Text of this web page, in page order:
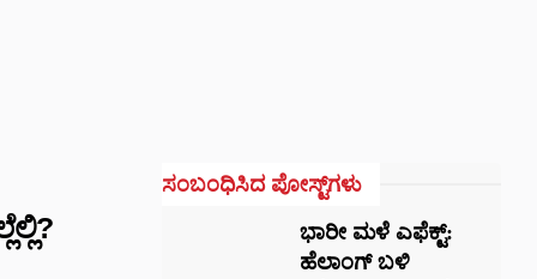
ಸಂಬಂಧಿಸಿದ ಪೋಸ್ಟ್‌ಗಳು
ಭಾರೀ ಮಳೆ ಎಫೆಕ್ಟ್‌:
ಹೆಲಾಂಗ್ ಬಳಿ